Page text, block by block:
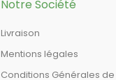
Notre Société
Livraison
Mentions légales
Conditions Générales de